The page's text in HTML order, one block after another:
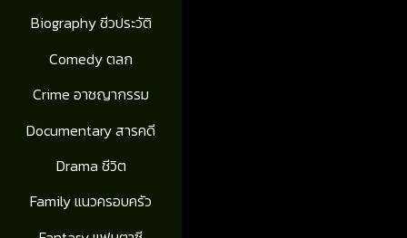
Biography ชีวประวัติ
Comedy ตลก
Crime อาชญากรรม
Documentary สารคดี
Drama ชีวิต
Family แนวครอบครัว